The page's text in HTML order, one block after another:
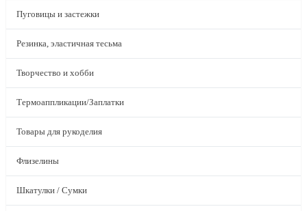
Пуговицы и застежки
Резинка, эластичная тесьма
Творчество и хобби
Термоаппликации/Заплатки
Товары для рукоделия
Флизелины
Шкатулки / Сумки